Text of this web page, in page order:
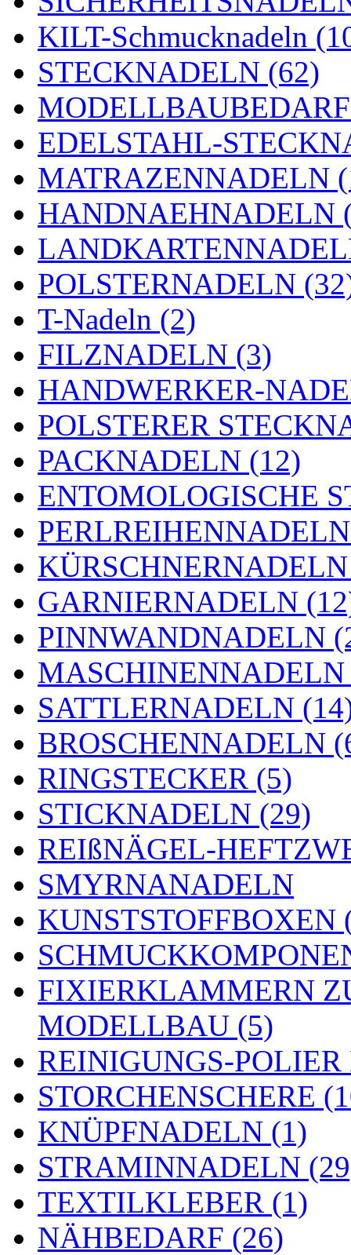
KILT-Schmucknadeln
STECKNADELN (62)
EDELSTAHL-
MATRAZENNADELN
HANDNAEHNADELN
POLSTERNADELN
T-Nadeln (2)
FILZNADELN (3)
HANDWERKER-
POLSTERER
PACKNADELN (12)
ENTOMOLOGISCHE
GARNIERNADELN
PINNWANDNADELN
MASCHINENNADELN
SATTLERNADELN
BROSCHENNADELN
RINGSTECKER (5)
STICKNADELN (29)
REIßNÄGEL-
SMYRNANADELN
KUNSTSTOFFBOXEN
FIXIERKLAMMERN
MODELLBAU (5)
REINIGUNGS-
STORCHENSCHERE
KNÜPFNADELN (1)
STRAMINNADELN
TEXTILKLEBER (1)
NÄHBEDARF (26)